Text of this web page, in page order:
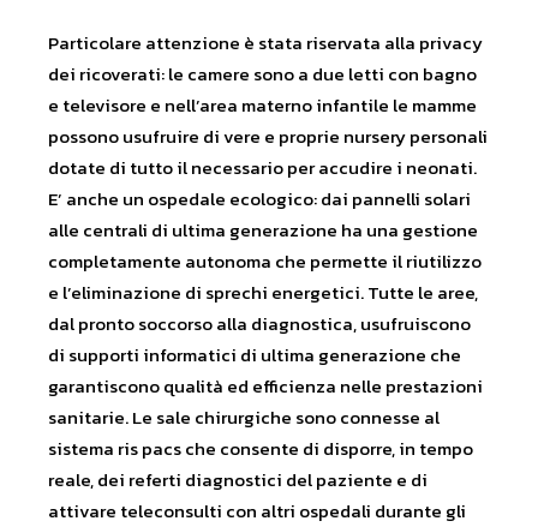
Particolare attenzione è stata riservata alla privacy
dei ricoverati: le camere sono a due letti con bagno
e televisore e nell’area materno infantile le mamme
possono usufruire di vere e proprie nursery personali
dotate di tutto il necessario per accudire i neonati.
E’ anche un ospedale ecologico: dai pannelli solari
alle centrali di ultima generazione ha una gestione
completamente autonoma che permette il riutilizzo
e l’eliminazione di sprechi energetici. Tutte le aree,
dal pronto soccorso alla diagnostica, usufruiscono
di supporti informatici di ultima generazione che
garantiscono qualità ed efficienza nelle prestazioni
sanitarie. Le sale chirurgiche sono connesse al
sistema ris pacs che consente di disporre, in tempo
reale, dei referti diagnostici del paziente e di
attivare teleconsulti con altri ospedali durante gli